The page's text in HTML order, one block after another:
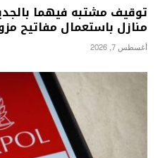
توقيف مشتبه فيهما
منازل باستعمال مفاتيح
أغسطس 7, 2026